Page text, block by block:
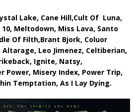
Lake, Cane Hill,Cult Of Luna,
Meltodown, Miss Lava, Santo
Of Filth,Brant Bjork, Coluor
Altarage, Leo Jimenez, Celtiberian,
Ignite, Natsy,
Power, Misery Index, Power Trip,
Temptation, As I Lay Dying.